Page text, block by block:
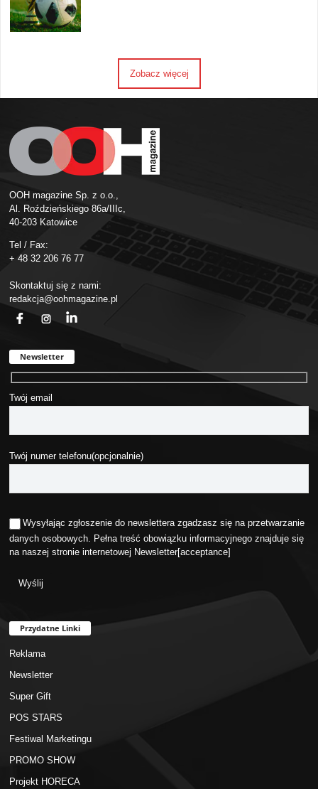
Zobacz więcej
OOH magazine Sp. z o.o.,
Al. Roździeńskiego 86a/IIIc,
40-203 Katowice
Tel / Fax:
+ 48 32 206 76 77
Skontaktuj się z nami:
redakcja@oohmagazine.pl
Newsletter
Twój email
Twój numer telefonu(opcjonalnie)
Wysyłając zgłoszenie do newslettera zgadzasz się na przetwarzanie
danych osobowych. Pełna treść obowiązku informacyjnego znajduje się
na naszej stronie internetowej Newsletter[acceptance]
Przydatne Linki
Reklama
Newsletter
Super Gift
POS STARS
Festiwal Marketingu
PROMO SHOW
Projekt HORECA